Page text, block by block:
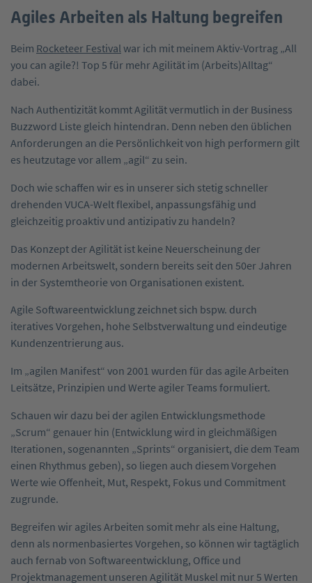
Agiles Arbeiten als Haltung begreifen
Beim Rocketeer Festival war ich mit meinem Aktiv-Vortrag „All
you can agile?! Top 5 für mehr Agilität im (Arbeits)Alltag“
dabei.
Nach Authentizität kommt Agilität vermutlich in der Business
Buzzword Liste gleich hintendran. Denn neben den üblichen
Anforderungen an die Persönlichkeit von high performern gilt
es heutzutage vor allem „agil“ zu sein.
Doch wie schaffen wir es in unserer sich stetig schneller
drehenden VUCA-Welt flexibel, anpassungsfähig und
gleichzeitig proaktiv und antizipativ zu handeln?
Das Konzept der Agilität ist keine Neuerscheinung der
modernen Arbeitswelt, sondern bereits seit den 50er Jahren
in der Systemtheorie von Organisationen existent.
Agile Softwareentwicklung zeichnet sich bspw. durch
iteratives Vorgehen, hohe Selbstverwaltung und eindeutige
Kundenzentrierung aus.
Im „agilen Manifest“ von 2001 wurden für das agile Arbeiten
Leitsätze, Prinzipien und Werte agiler Teams formuliert.
Schauen wir dazu bei der agilen Entwicklungsmethode
„Scrum“ genauer hin (Entwicklung wird in gleichmäßigen
Iterationen, sogenannten „Sprints“ organisiert, die dem Team
einen Rhythmus geben), so liegen auch diesem Vorgehen
Werte wie Offenheit, Mut, Respekt, Fokus und Commitment
zugrunde.
Begreifen wir agiles Arbeiten somit mehr als eine Haltung,
denn als normenbasiertes Vorgehen, so können wir tagtäglich
auch fernab von Softwareentwicklung, Office und
Projektmanagement unseren Agilität Muskel mit nur 5 Werten